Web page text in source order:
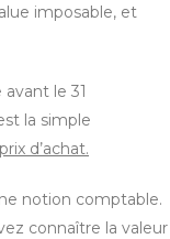
imposable, et
le 31
la simple
d’achat.
notion comptable.
connaître la valeur